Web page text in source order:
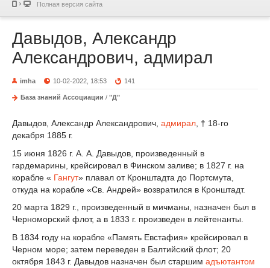
Полная версия сайта
Давыдов, Александр
Александрович, адмирал
imha 10-02-2022, 18:53 141
База знаний Ассоциации / "Д"
Давыдов, Александр Александрович, адмирал , † 18-го
декабря 1885 г.
15 июня 1826 г. А. А. Давыдов, произведенный в
гардемарины, крейсировал в Финском заливе; в 1827 г. на
корабле « Гангут» плавал от Кронштадта до Портсмута,
откуда на корабле «Св. Андрей» возвратился в Кронштадт.
20 марта 1829 г., произведенный в мичманы, назначен был в
Черноморский флот, а в 1833 г. произведен в лейтенанты.
В 1834 году на корабле «Память Евстафия» крейсировал в
Черном море; затем переведен в Балтийский флот; 20
октября 1843 г. Давыдов назначен был старшим адъютантом